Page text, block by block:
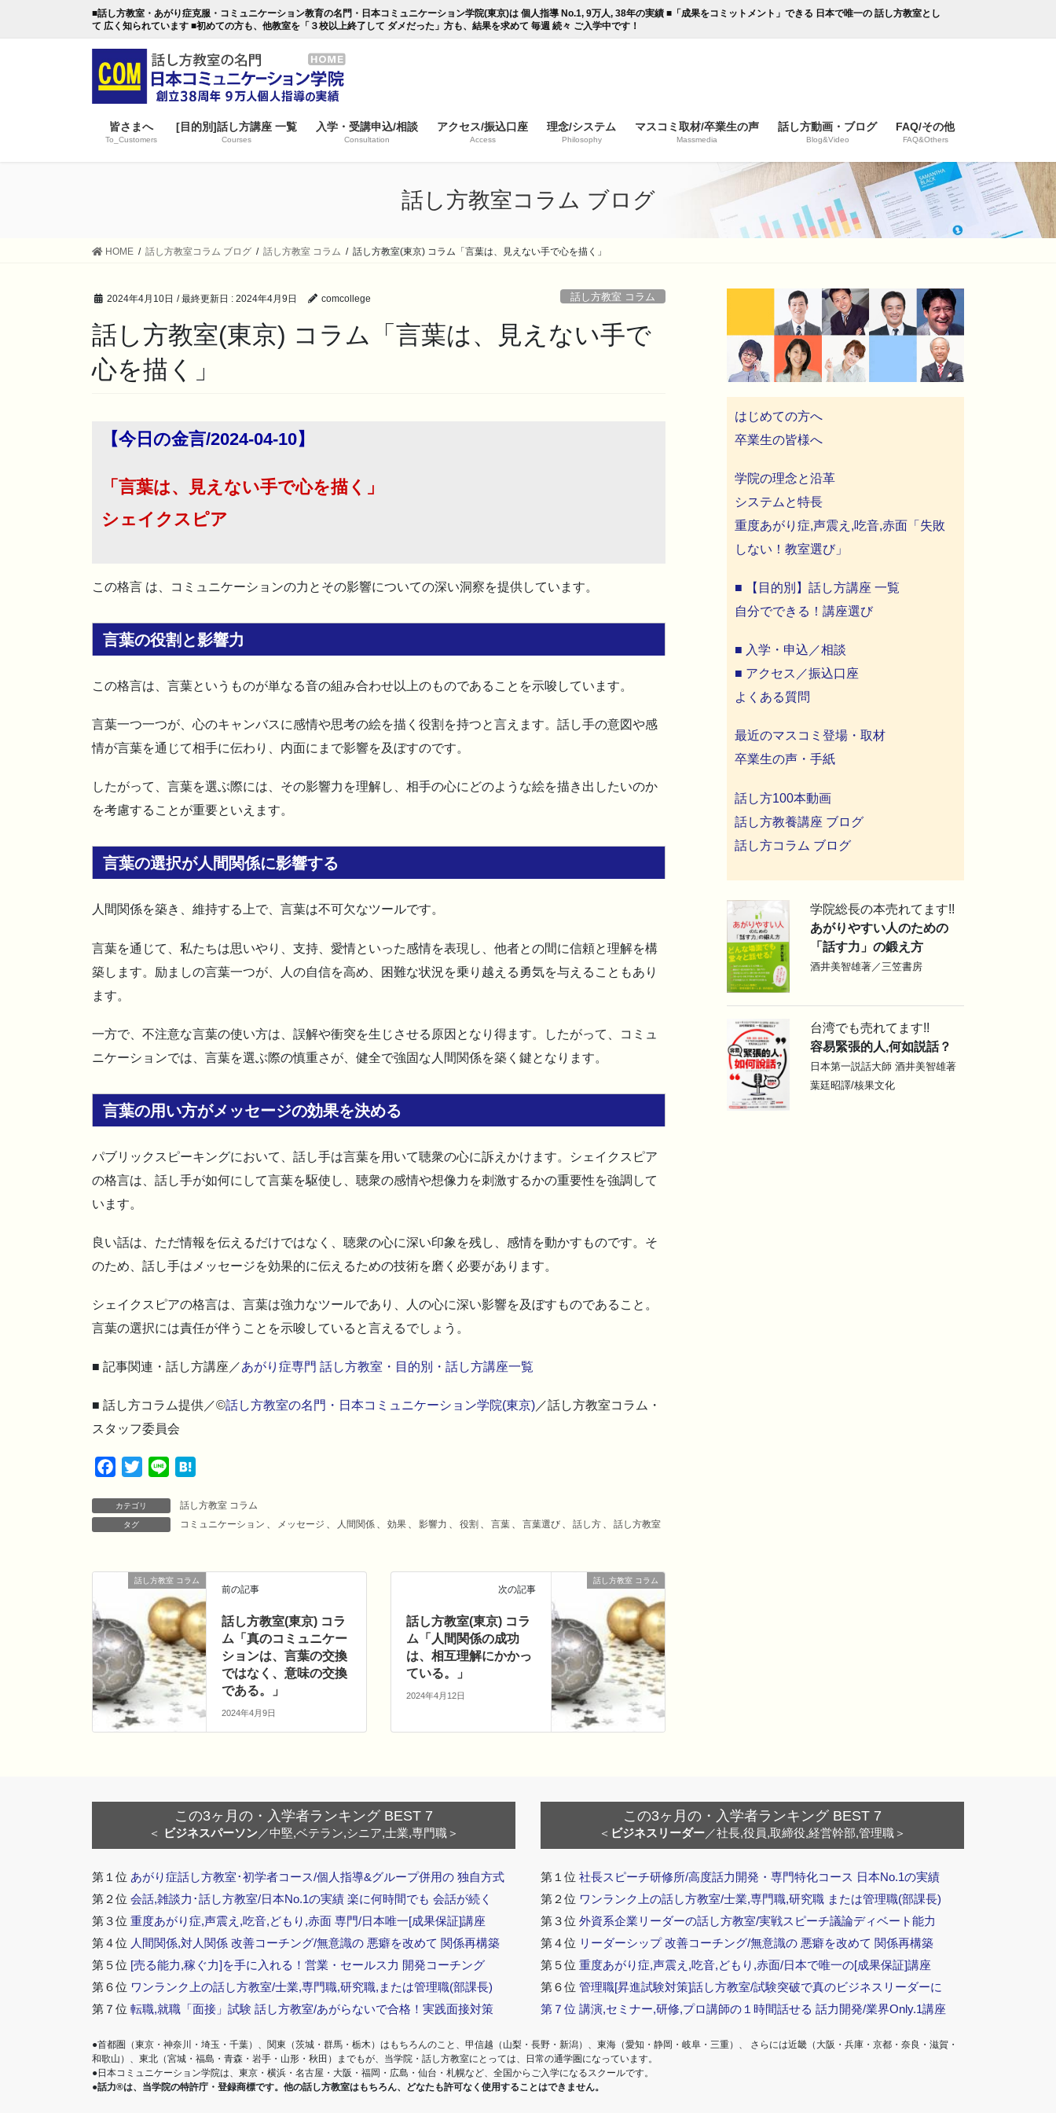
■話し方教室・あがり症克服・コミュニケーション教育の名門・日本コミュニケーション学院(東京)は 個人指導 No.1, 9万人, 38年の実績 ■「成果をコミットメント」できる 日本で唯一の 話し方教室とし
て 広く知られています ■初めての方も、他教室を「３校以上終了して ダメだった」方も、結果を求めて 毎週 続々 ご入学中です！
皆さまへ
To_Customers
[目的別]話し方講座 一覧
Courses
入学・受講申込/相談
Consultation
アクセス/振込口座
Access
理念/システム
Philosophy
マスコミ取材/卒業生の声
Massmedia
話し方動画・ブログ
Blog&Video
FAQ/その他
FAQ&Others
話し方教室コラム ブログ
HOME 話し方教室コラム ブログ 話し方教室 コラム 話し方教室(東京) コラム「言葉は、見えない手で心を描く」
2024年4月10日 / 最終更新日 : 2024年4月9日 comcollege 話し方教室 コラム
話し方教室(東京) コラム「言葉は、見えない手で
心を描く」
【今日の金言/2024-04-10】
「言葉は、見えない手で心を描く」
シェイクスピア
この格言 は、コミュニケーションの力とその影響についての深い洞察を提供しています。
言葉の役割と影響力
この格言は、言葉というものが単なる音の組み合わせ以上のものであることを示唆しています。
言葉一つ一つが、心のキャンバスに感情や思考の絵を描く役割を持つと言えます。話し手の意図や感
情が言葉を通じて相手に伝わり、内面にまで影響を及ぼすのです。
したがって、言葉を選ぶ際には、その影響力を理解し、相手の心にどのような絵を描き出したいのか
を考慮することが重要といえます。
言葉の選択が人間関係に影響する
人間関係を築き、維持する上で、言葉は不可欠なツールです。
言葉を通じて、私たちは思いやり、支持、愛情といった感情を表現し、他者との間に信頼と理解を構
築します。励ましの言葉一つが、人の自信を高め、困難な状況を乗り越える勇気を与えることもあり
ます。
一方で、不注意な言葉の使い方は、誤解や衝突を生じさせる原因となり得ます。したがって、コミュ
ニケーションでは、言葉を選ぶ際の慎重さが、健全で強固な人間関係を築く鍵となります。
言葉の用い方がメッセージの効果を決める
パブリックスピーキングにおいて、話し手は言葉を用いて聴衆の心に訴えかけます。シェイクスピア
の格言は、話し手が如何にして言葉を駆使し、聴衆の感情や想像力を刺激するかの重要性を強調して
います。
良い話は、ただ情報を伝えるだけではなく、聴衆の心に深い印象を残し、感情を動かすものです。そ
のため、話し手はメッセージを効果的に伝えるための技術を磨く必要があります。
シェイクスピアの格言は、言葉は強力なツールであり、人の心に深い影響を及ぼすものであること。
言葉の選択には責任が伴うことを示唆していると言えるでしょう。
■ 記事関連・話し方講座／あがり症専門 話し方教室・目的別・話し方講座一覧
■ 話し方コラム提供／©話し方教室の名門・日本コミュニケーション学院(東京)／話し方教室コラム・
スタッフ委員会
c
o
i
e
r
e
t
e
a
カテゴリ 話し方教室 コラム
タグ コミュニケーション メッセージ 人間関係 効果 影響力 役割 言葉 言葉選び 話し方 話し方教室
話し方教室 コラム
前の記事
話し方教室(東京) コラ
ム「真のコミュニケー
ションは、言葉の交換
ではなく、意味の交換
である。」
2024年4月9日
話し方教室 コラム
次の記事
話し方教室(東京) コラ
ム「人間関係の成功
は、相互理解にかかっ
ている。」
2024年4月12日
はじめての方へ
卒業生の皆様へ
学院の理念と沿革
システムと特長
重度あがり症,声震え,吃音,赤面「失敗
しない！教室選び」
■ 【目的別】話し方講座 一覧
自分でできる！講座選び
■ 入学・申込／相談
■ アクセス／振込口座
よくある質問
最近のマスコミ登場・取材
卒業生の声・手紙
話し方100本動画
話し方教養講座 ブログ
話し方コラム ブログ
学院総長の本売れてます!!
あがりやすい人のための
「話す力」の鍛え方
酒井美智雄著／三笠書房
台湾でも売れてます!!
容易緊張的人,何如説話？
日本第一説話大師 酒井美智雄著
葉廷昭譯/核果文化
この3ヶ月の・入学者ランキング BEST 7
＜ ビジネスパーソン／中堅,ベテラン,シニア,士業,専門職＞
第１位 あがり症話し方教室･初学者コース/個人指導&グループ併用の 独自方式
第２位 会話,雑談力･話し方教室/日本No.1の実績 楽に何時間でも 会話が続く
第３位 重度あがり症,声震え,吃音,どもり,赤面 専門/日本唯一[成果保証]講座
第４位 人間関係,対人関係 改善コーチング/無意識の 悪癖を改めて 関係再構築
第５位 [売る能力,稼ぐ力]を手に入れる！営業・セールス力 開発コーチング
第６位 ワンランク上の話し方教室/士業,専門職,研究職,または管理職(部課長)
第７位 転職,就職「面接」試験 話し方教室/あがらないで合格！実践面接対策
この3ヶ月の・入学者ランキング BEST 7
＜ ビジネスリーダー／社長,役員,取締役,経営幹部,管理職＞
第１位 社長スピーチ研修所/高度話力開発・専門特化コース 日本No.1の実績
第２位 ワンランク上の話し方教室/士業,専門職,研究職 または管理職(部課長)
第３位 外資系企業リーダーの話し方教室/実戦スピーチ議論ディベート能力
第４位 リーダーシップ 改善コーチング/無意識の 悪癖を改めて 関係再構築
第５位 重度あがり症,声震え,吃音,どもり,赤面/日本で唯一の[成果保証]講座
第６位 管理職[昇進試験対策]話し方教室/試験突破で真のビジネスリーダーに
第７位 講演,セミナー,研修,プロ講師の１時間話せる 話力開発/業界Only.1講座
●首都圏（東京・神奈川・埼玉・千葉）、関東（茨城・群馬・栃木）はもちろんのこと、甲信越（山梨・長野・新潟）、東海（愛知・静岡・岐阜・三重）、 さらには近畿（大阪・兵庫・京都・奈良・滋賀・
和歌山）、東北（宮城・福島・青森・岩手・山形・秋田）までもが、当学院・話し方教室にとっては、日常の通学圏になっています。
●日本コミュニケーション学院は、東京・横浜・名古屋・大阪・福岡・広島・仙台・札幌など、全国からご入学になるスクールです。
●話力®は、当学院の特許庁・登録商標です。他の話し方教室はもちろん、どなたも許可なく使用することはできません。